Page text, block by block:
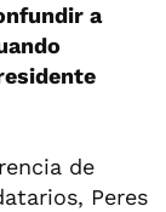
a
de
Peres